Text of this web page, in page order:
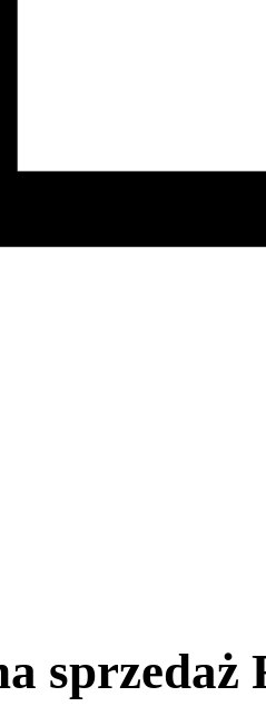
sprzedaż